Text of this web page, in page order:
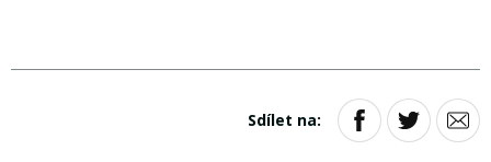
Sdílet na: